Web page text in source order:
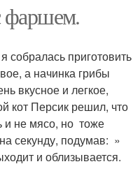
фаршем.
приготовить
а начинка грибы
вкусное и легкое,
кот Персик решил, что
и не мясо, но тоже
секунду, подумав: »
и облизывается.